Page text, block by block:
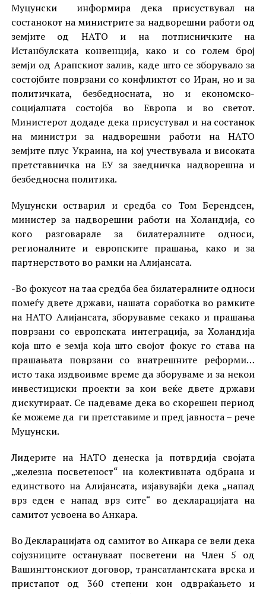
Муцунски информира дека присуствувал на
состанокот на министрите за надворешни работи од
земјите од НАТО и на потписничките на
Истанбулската конвенција, како и со голем број
земји од Арапскиот залив, каде што се зборувало за
состојбите поврзани со конфликтот со Иран, но и за
политичката, безбедносната, но и економско-
социјалната состојба во Европа и во светот.
Министерот додаде дека присустувал и на состанок
на министри за надворешни работи на НАТО
земјите плус Украина, на кој учествувала и високата
претставничка на ЕУ за заедничка надворешна и
безбедносна политика.
Муцунски остварил и средба со Том Берендсен,
министер за надворешни работи на Холандија, со
кого разговарале за билатералните односи,
регионалните и европските прашања, како и за
партнерството во рамки на Алијансата.
-Во фокусот на таа средба беа билатералните односи
помеѓу двете држави, нашата соработка во рамките
на НАТО Алијансата, зборувавме секако и прашања
поврзани со европската интеграција, за Холандија
која што е земја која што својот фокус го става на
прашањата поврзани со внатрешните реформи…
исто така издвоивме време да зборуваме и за некои
инвестициски проекти за кои веќе двете држави
дискутираат. Се надеваме дека во скорешен период
ќе можеме да ги претставиме и пред јавноста – рече
Муцунски.
Лидерите на НАТО денеска ја потврдија својата
„железна посветеност“ на колективната одбрана и
единството на Алијансата, изјавувајќи дека „напад
врз еден е напад врз сите“ во декларацијата на
самитот усвоена во Анкара.
Во Декларацијата од самитот во Анкара се вели дека
сојузниците остануваат посветени на Член 5 од
Вашингтонскиот договор, трансатлантската врска и
пристапот од 360 степени кон одвраќањето и